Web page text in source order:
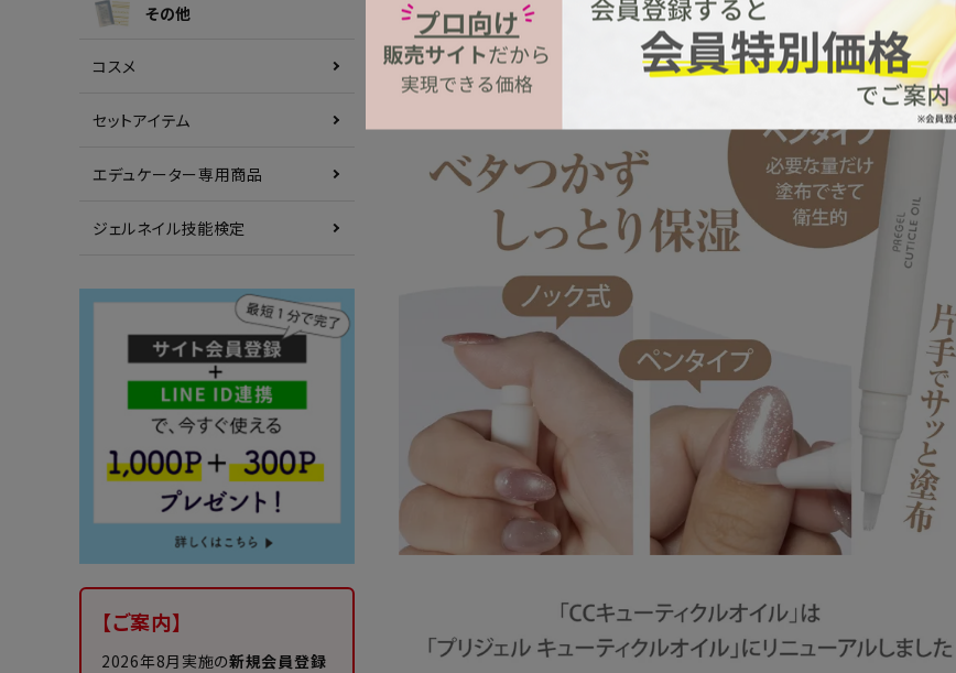
その他
コスメ
セットアイテム
エデュケーター専用商品
ジェルネイル技能検定
【ご案内】
2026年8月実施の新規会員登録